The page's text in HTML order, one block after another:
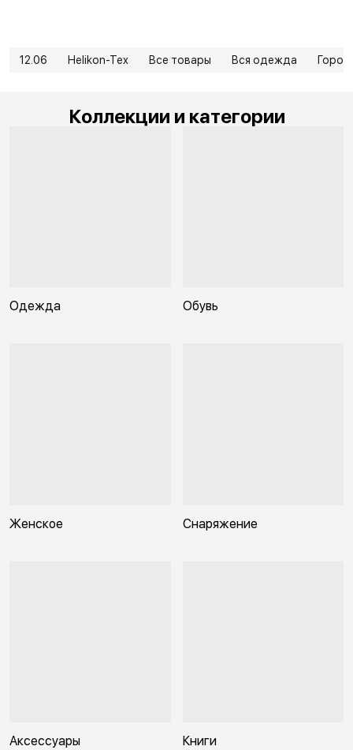
12.06 Helikon-Tex Все товары Вся одежда Город
Коллекции и категории
Одежда Обувь
Женское Снаряжение
Аксессуары Книги